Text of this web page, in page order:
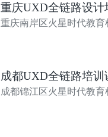
重庆UXD全链路设计
重庆南岸区火星时代教育
成都UXD全链路培训
成都锦江区火星时代教育